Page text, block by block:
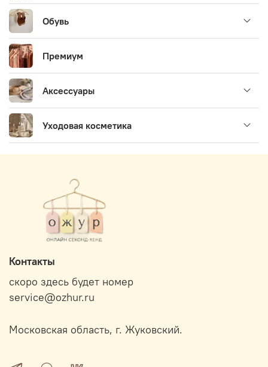
Обувь
Премиум
Аксессуары
Уходовая косметика
Контакты
скоро здесь будет номер
service@ozhur.ru
Московская область, г. Жуковский.